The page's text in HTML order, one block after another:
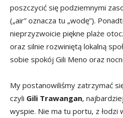
poszczycić się podziemnymi
(„air” oznacza tu „wodę”).
nieprzyzwoicie piękne plaże
oraz silnie rozwiniętą lokalną
sobie spokój Gili Meno oraz
My postanowiliśmy zatrzymać
czyli Gili Trawangan,
wyspie. Nie ma tu portu, z łodzi